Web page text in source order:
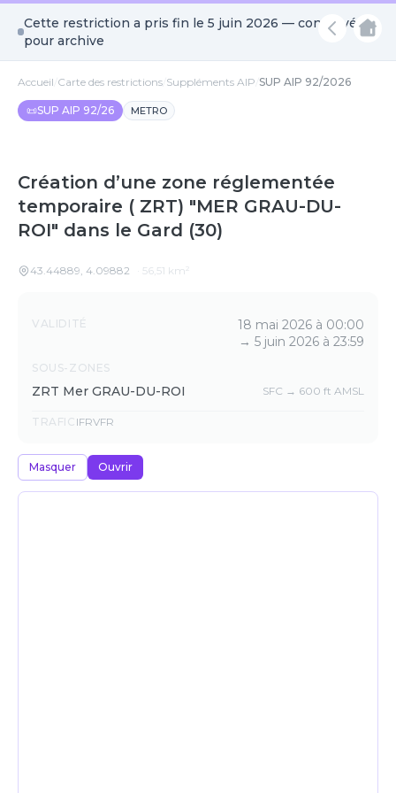
Cette restriction a pris fin le 5 juin 2026 — conservée
pour archive
Accueil Carte des restrictions Suppléments AIP SUP AIP 92/2026
📜SUP AIP 92/26 METRO
Création d’une zone réglementée
temporaire ( ZRT) "MER GRAU-DU-
ROI" dans le Gard (30)
43.44889, 4.09882 56,51 km²
Détails
VALIDITÉ
18 mai 2026 à 00:00
→ 5 juin 2026 à 23:59
SOUS-ZONES
ZRT Mer GRAU-DU-ROI SFC → 600 ft AMSL
TRAFIC IFRVFR
Masquer Ouvrir